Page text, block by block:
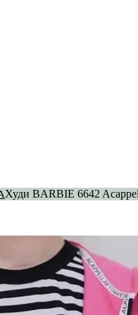
Худи BARBIE 6642